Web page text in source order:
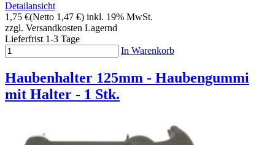
Detailansicht
1,75 €(Netto 1,47 €) inkl. 19% MwSt.
zzgl. Versandkosten Lagernd
Lieferfrist 1-3 Tage
In Warenkorb
Haubenhalter 125mm - Haubengummi
mit Halter - 1 Stk.